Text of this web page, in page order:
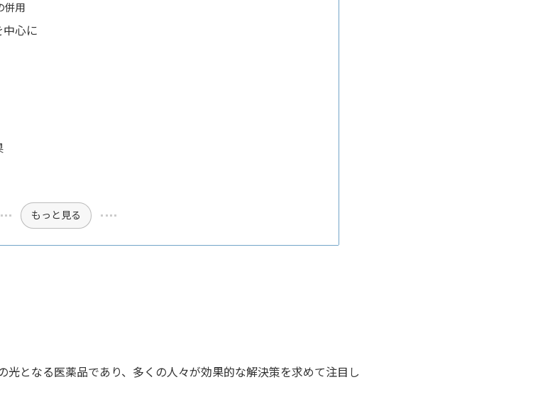
併用
心に
もっと見る
となる医薬品であり、多くの人々が効果的な解決策を求めて注目し